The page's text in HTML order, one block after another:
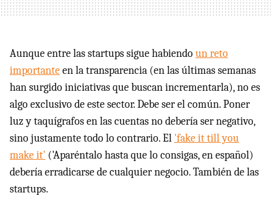
Aunque entre las startups sigue habiendoun reto
importanteen la transparencia (en las últimas semanas
han surgido iniciativas que buscan incrementarla), no es
algo exclusivo de este sector. Debe ser el común. Poner
luz y taquígrafos en las cuentas no debería ser negativo,
sino justamente todo lo contrario. El 'fake it till you
make it' ('Aparéntalo hasta que lo consigas, en español)
debería erradicarse de cualquier negocio. También de las
startups.